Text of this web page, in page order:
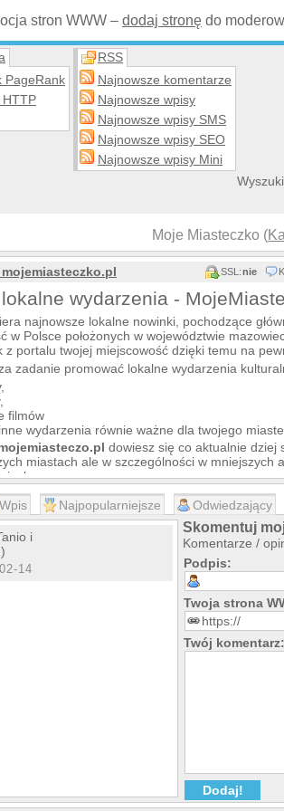
stron WWW – dodaj stronę do
PageRank
HTTP
RSS
Najnowsze komentarze
Najnowsze wpisy
Najnowsze wpisy SMS
Najnowsze wpisy SEO
Najnowsze wpisy Mini
Moje Miasteczko (
mojemiasteczko.pl SSL:nie
wydarzenia -
najnowsze lokalne nowinki, pochodzące
w Polsce położonych w województwie
z portalu twojej miejscowość dzięki temu na
zadanie promować lokalne wydarzenia
filmów
wydarzenia równie ważne dla twojego
dowiesz się co aktualnie dziej
miastach ale w szczególności w mniejszych
wszystkich do dzielenia się informacjami z
się zarejestrować i można już dodawać linki
Nic to nie kosztuje a daje wiele możliwość
portal, mojemiasteczko.pl dużo ciekawy
pozdrawiam!
Wpis Najpopularniejsze Odwiedzający
i
14
Skomentuj
Komentarze /
Podpis:
Twoja strona
Twój komentarz: